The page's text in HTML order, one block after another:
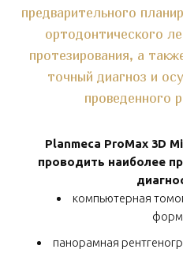
предварительного
ортодонтического
протезирования, а
точный диагноз и
проведенного
Planmeca ProMax 3D
проводить наиболее
компьютерная
панорамная